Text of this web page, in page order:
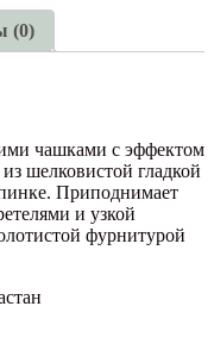
(0)
чашками с эффектом
шелковистой гладкой
Приподнимает
и узкой
фурнитурой